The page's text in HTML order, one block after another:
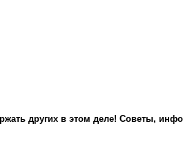
других в этом деле! Советы,